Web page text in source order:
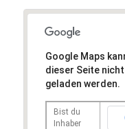
Google Maps
dieser Seite
geladen werden.
Bist du
Inhaber